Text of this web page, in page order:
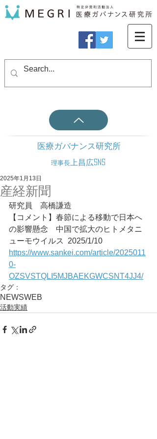
医療ガバナンス研究所
理事長 上昌広SNS
産経新聞
2025年1月13日
研究員　高橋謙造
【コメント】春節による移動で日本へ
の影響懸念　中国で拡大のヒトメタニ
ューモウイルス	2025/1/10
https://www.sankei.com/article/2025011
0-
OZSVSTQLI5MJBAEKGWCSNT4JJ4/
タグ：
NEWSWEB
活動実績